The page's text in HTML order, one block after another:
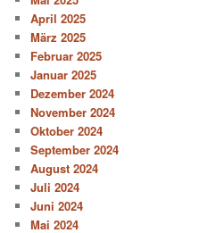
April 2025
März 2025
Februar 2025
Januar 2025
Dezember 2024
November 2024
Oktober 2024
September 2024
August 2024
Juli 2024
Juni 2024
Mai 2024